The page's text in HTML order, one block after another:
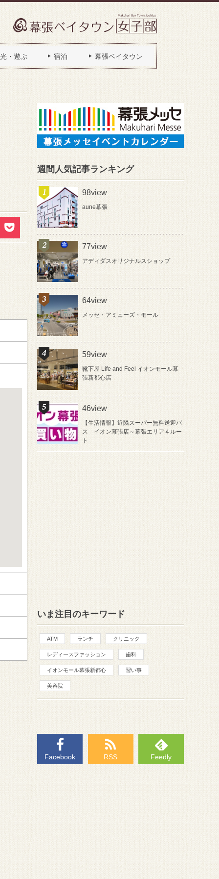
・遊ぶ 宿泊 幕張ベイタウン
週間人気記事ランキング
98view
aune幕張
77view
アディダスオリジナルスショップ
64view
メッセ・アミューズ・モール
59view
靴下屋 Life and Feel イオンモール幕
張新都心店
46view
【生活情報】近隣スーパー無料送迎バ
ス イオン幕張店～幕張エリア４ルー
ト
いま注目のキーワード
ATM ランチ クリニック
レディースファッション 歯科
イオンモール幕張新都心 習い事
美容院
Facebook RSS Feedly